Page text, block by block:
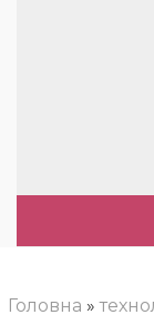
Головна »